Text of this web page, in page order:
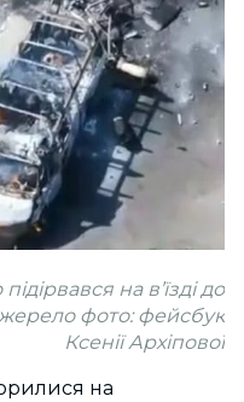
на в’їзді до
фото: фейсбук
Ксенії Архіпової
на